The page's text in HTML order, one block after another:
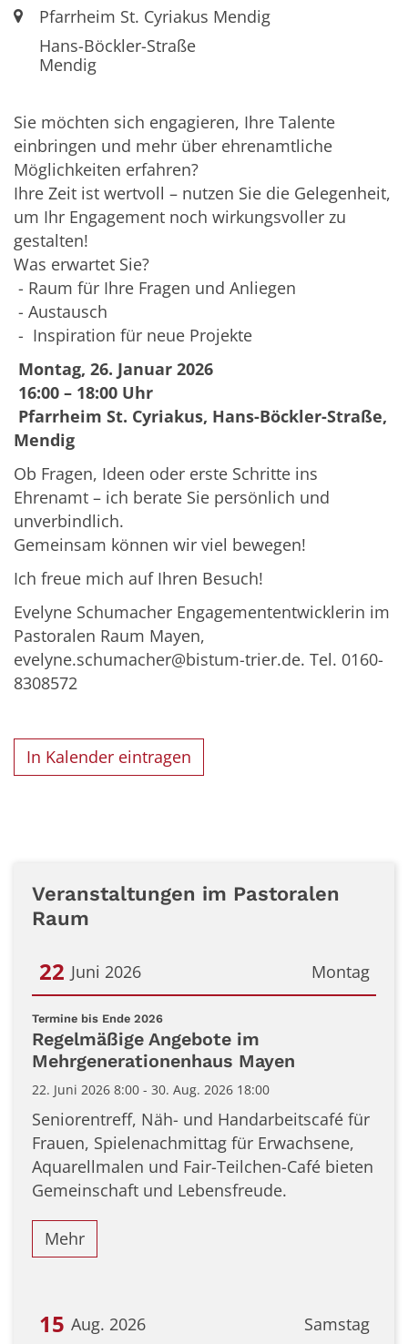
Ort:Pfarrheim St. Cyriakus Mendig
Hans-Böckler-Straße
Mendig
Sie möchten sich engagieren, Ihre Talente
einbringen und mehr über ehrenamtliche
Möglichkeiten erfahren?
Ihre Zeit ist wertvoll – nutzen Sie die Gelegenheit,
um Ihr Engagement noch wirkungsvoller zu
gestalten!
Was erwartet Sie?
- Raum für Ihre Fragen und Anliegen
- Austausch
- Inspiration für neue Projekte
Montag, 26. Januar 2026
16:00 – 18:00 Uhr
Pfarrheim St. Cyriakus, Hans-Böckler-Straße,
Mendig
Ob Fragen, Ideen oder erste Schritte ins
Ehrenamt – ich berate Sie persönlich und
unverbindlich.
Gemeinsam können wir viel bewegen!
Ich freue mich auf Ihren Besuch!
Evelyne Schumacher Engagemententwicklerin im
Pastoralen Raum Mayen,
evelyne.schumacher@bistum-trier.de. Tel. 0160-
8308572
In Kalender eintragen
Veranstaltungen im Pastoralen
Raum
Montag
22 Juni 2026
Datum: 22. Juni 2026
Termine bis Ende 2026:
Regelmäßige Angebote im
Mehrgenerationenhaus Mayen
22. Juni 2026 8:00 - 30. Aug. 2026 18:00
Seniorentreff, Näh- und Handarbeitscafé für
Frauen, Spielenachmittag für Erwachsene,
Aquarellmalen und Fair-Teilchen-Café bieten
Gemeinschaft und Lebensfreude.
Mehr
Samstag
15 Aug. 2026